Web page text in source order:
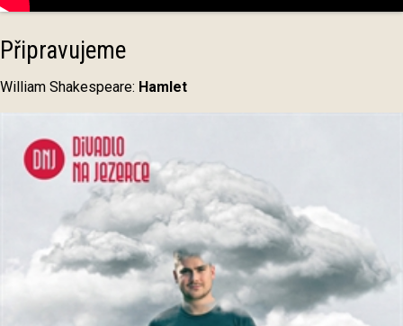
Připravujeme
William Shakespeare: Hamlet